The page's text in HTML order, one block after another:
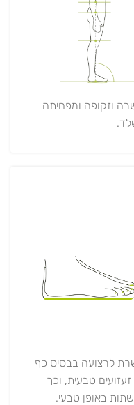
וזקופה ומפחיתה
לרצועה בבסיס כף
טבעית, וכך
באופן טבעי.